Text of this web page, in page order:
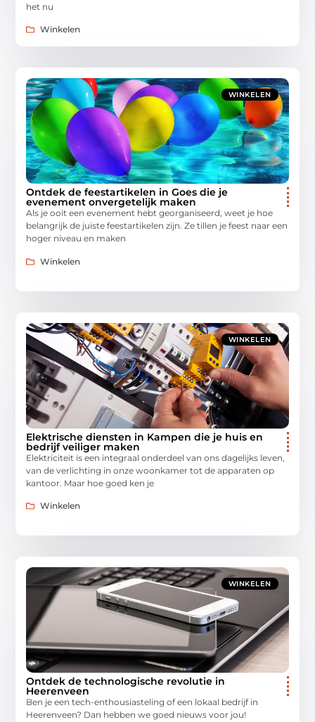
het nu
Winkelen
WINKELEN
Ontdek de feestartikelen in Goes die je
evenement onvergetelijk maken
Als je ooit een evenement hebt georganiseerd, weet je hoe
belangrijk de juiste feestartikelen zijn. Ze tillen je feest naar een
hoger niveau en maken
Winkelen
WINKELEN
Elektrische diensten in Kampen die je huis en
bedrijf veiliger maken
Elektriciteit is een integraal onderdeel van ons dagelijks leven,
van de verlichting in onze woonkamer tot de apparaten op
kantoor. Maar hoe goed ken je
Winkelen
WINKELEN
Ontdek de technologische revolutie in
Heerenveen
Ben je een tech-enthousiasteling of een lokaal bedrijf in
Heerenveen? Dan hebben we goed nieuws voor jou!